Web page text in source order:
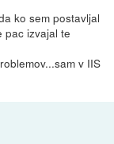
ko sem postavljal
pac izvajal te
v IIS